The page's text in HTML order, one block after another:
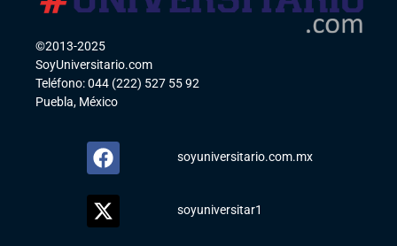
©2013-2025
SoyUniversitario.com
Teléfono: 044 (222) 527 55 92
Puebla, México
soyuniversitario.com.mx
soyuniversitar1